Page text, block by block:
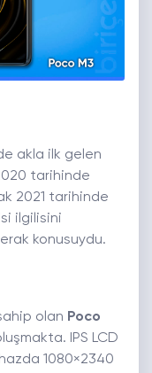
akla ilk gelen
tarihinde
2021 tarihinde
ilgilisini
konusuydu.
olan Poco
IPS LCD
1080×2340